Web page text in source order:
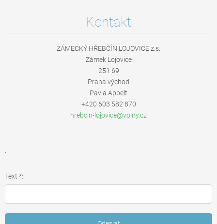
Kontakt
ZÁMECKÝ HŘEBČÍN LOJOVICE z.s.
Zámek Lojovice
251 69
Praha východ
Pavla Appelt
+420 603 582 870
hrebcin-lojovice@volny.cz
Text *: